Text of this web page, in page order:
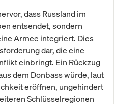
dass Russland im
entsendet, sondern
Armee integriert. Dies
dar, die eine
einbringt. Ein Rückzug
dem Donbass würde, laut
eröffnen, ungehindert
Schlüsselregionen